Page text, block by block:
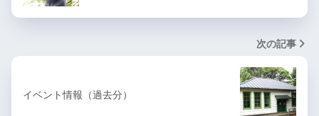
次の記事
イベント情報（過去分）